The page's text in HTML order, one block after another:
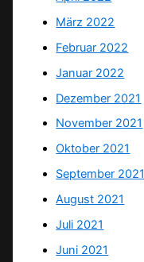
März 2022
Februar 2022
Januar 2022
Dezember 2021
November 2021
Oktober 2021
September 2021
August 2021
Juli 2021
Juni 2021